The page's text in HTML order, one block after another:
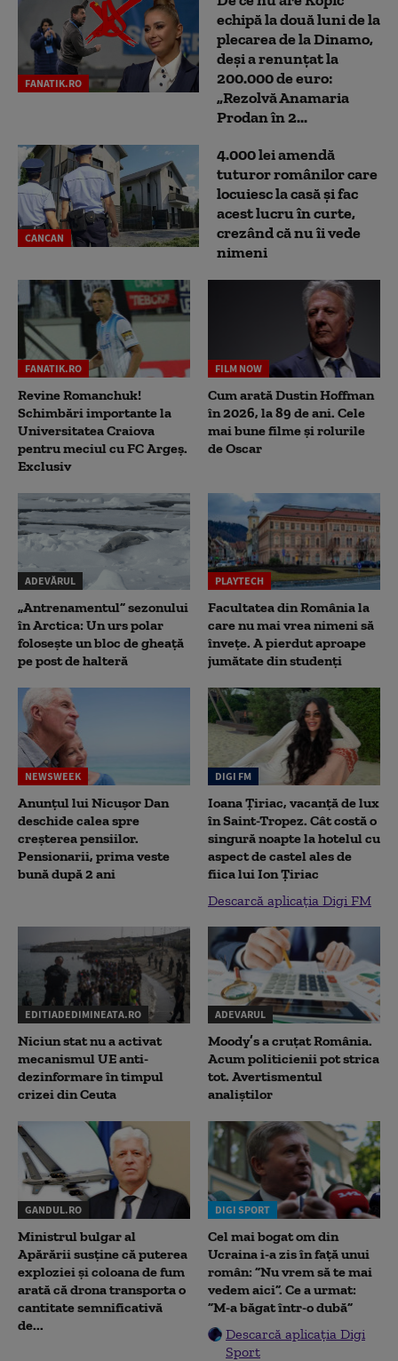
FANATIK.RO
echipă la două luni de la
plecarea de la Dinamo,
deși a renunțat la
200.000 de euro:
„Rezolvă Anamaria
Prodan în 2...
CANCAN
4.000 lei amendă
tuturor românilor care
locuiesc la casă și fac
acest lucru în curte,
crezând că nu îi vede
nimeni
FANATIK.RO
Revine Romanchuk!
Schimbări importante la
Universitatea Craiova
pentru meciul cu FC Argeş.
Exclusiv
FILM NOW
Cum arată Dustin Hoffman
în 2026, la 89 de ani. Cele
mai bune filme și rolurile
de Oscar
ADEVĂRUL
„Antrenamentul” sezonului
în Arctica: Un urs polar
folosește un bloc de gheață
pe post de halteră
PLAYTECH
Facultatea din România la
care nu mai vrea nimeni să
înveţe. A pierdut aproape
jumătate din studenţi
NEWSWEEK
Anunțul lui Nicușor Dan
deschide calea spre
creșterea pensiilor.
Pensionarii, prima veste
bună după 2 ani
DIGI FM
Ioana Țiriac, vacanță de lux
în Saint-Tropez. Cât costă o
singură noapte la hotelul cu
aspect de castel ales de
fiica lui Ion Țiriac
Descarcă aplicația Digi FM
EDITIADEDIMINEATA.RO
Niciun stat nu a activat
mecanismul UE anti-
dezinformare în timpul
crizei din Ceuta
ADEVARUL
Moody’s a cruțat România.
Acum politicienii pot strica
tot. Avertismentul
analiștilor
GANDUL.RO
Ministrul bulgar al
Apărării susține că puterea
exploziei și coloana de fum
arată că drona transporta o
cantitate semnificativă
de...
DIGI SPORT
Cel mai bogat om din
Ucraina i-a zis în față unui
român: ”Nu vrem să te mai
vedem aici”. Ce a urmat:
”M-a băgat într-o dubă”
Descarcă aplicația Digi
Sport